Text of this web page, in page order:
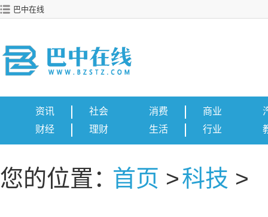
巴中在线
资讯
社会
财经
理财
消费
商业
生活
行业
您的位置：首页 >科技 >